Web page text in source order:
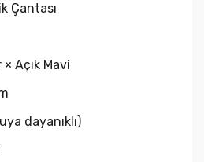
Çantası
Açık Mavi
dayanıklı)